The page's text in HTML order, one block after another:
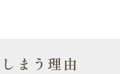
まう理由